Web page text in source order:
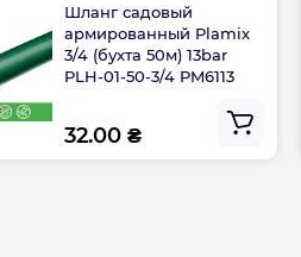
Гарантия производителя, мес
Шланг садовый
армированный Plamix
3/4 (бухта 50м) 13bar
PLH-01-50-3/4 PM6113
32.00 ₴